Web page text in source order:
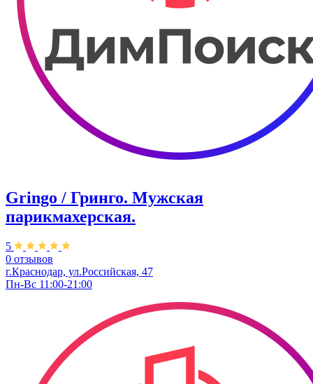
Gringo / Гринго. Мужская
парикмахерская.
5
0 отзывов
г.Краснодар, ул.Российская, 47
Пн-Вс 11:00-21:00